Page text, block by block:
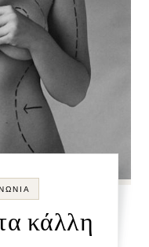
κάλλη